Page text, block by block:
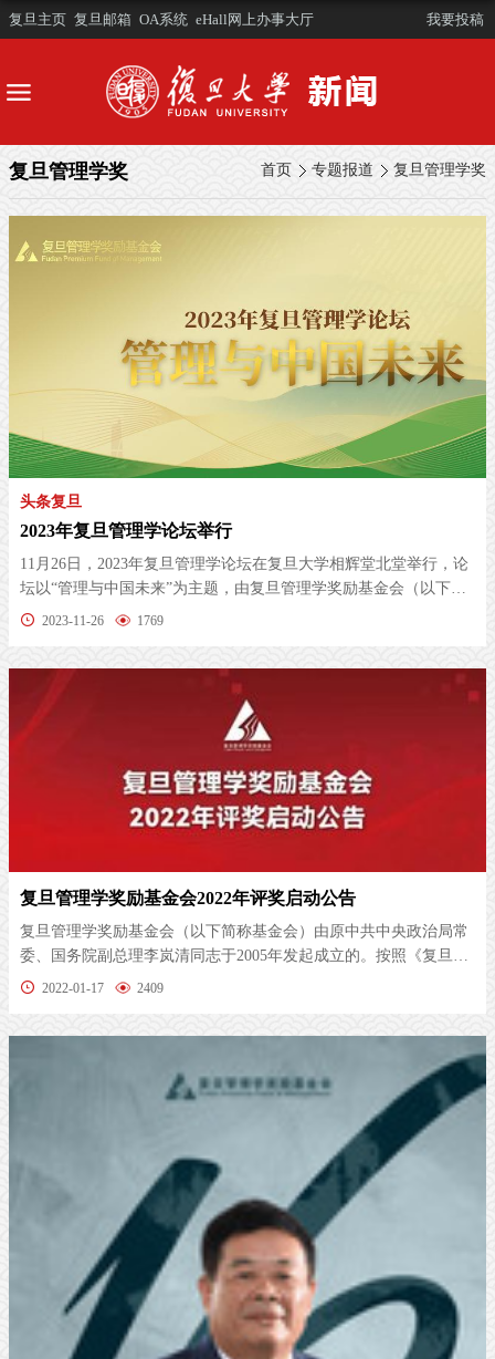
复旦主页 复旦邮箱 OA系统 eHall网上办事大厅 我要投稿
首页 专题报道 复旦管理学奖
复旦管理学奖
头条复旦
2023年复旦管理学论坛举行
11月26日，2023年复旦管理学论坛在复旦大学相辉堂北堂举行，论
坛以“管理与中国未来”为主题，由复旦管理学奖励基金会（以下简
称“基...2023-11-26 1769
复旦管理学奖励基金会2022年评奖启动公告
复旦管理学奖励基金会（以下简称基金会）由原中共中央政治局常
委、国务院副总理李岚清同志于2005年发起成立的。按照《复旦管
理学奖励...
2022-01-17 2409